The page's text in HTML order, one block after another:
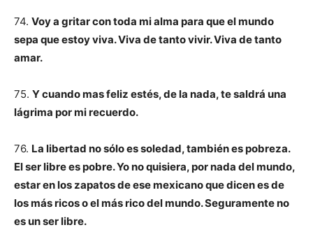
74. Voy a gritar con toda mi alma para que el mundo
sepa que estoy viva. Viva de tanto vivir. Viva de tanto
amar.
75. Y cuando mas feliz estés, de la nada, te saldrá una
lágrima por mi recuerdo.
76. La libertad no sólo es soledad, también es pobreza.
El ser libre es pobre. Yo no quisiera, por nada del mundo,
estar en los zapatos de ese mexicano que dicen es de
los más ricos o el más rico del mundo. Seguramente no
es un ser libre.